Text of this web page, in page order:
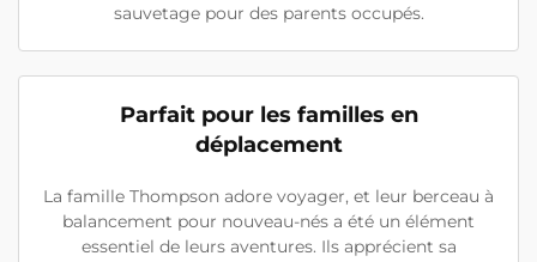
sauvetage pour des parents occupés.
Parfait pour les familles en
déplacement
La famille Thompson adore voyager, et leur berceau à
balancement pour nouveau-nés a été un élément
essentiel de leurs aventures. Ils apprécient sa